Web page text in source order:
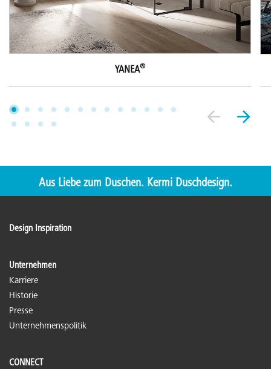
YANEA®
Aus Liebe zum Duschen. Kermi Duschdesign.
Design Inspiration
Unternehmen
Karriere
Historie
Presse
Unternehmenspolitik
CONNECT